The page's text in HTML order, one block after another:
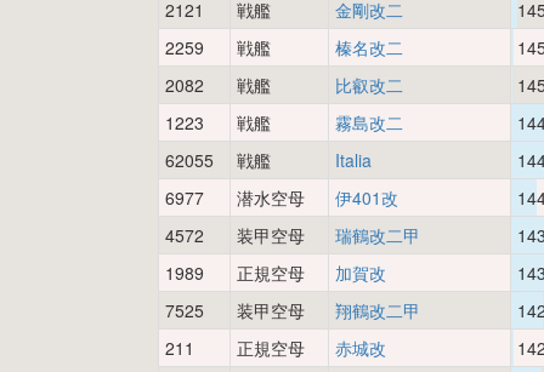
2121
戦艦 金剛改二
2259
戦艦 榛名改二
2082
戦艦 比叡改二
1223
戦艦 霧島改二
62055
戦艦 Italia
6977
潜水空母 伊401改
4572
装甲空母 瑞鶴改二甲
1989
正規空母 加賀改
7525
装甲空母 翔鶴改二甲
211
正規空母 赤城改